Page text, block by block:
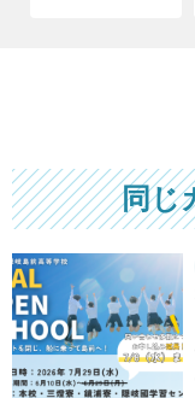
同じ